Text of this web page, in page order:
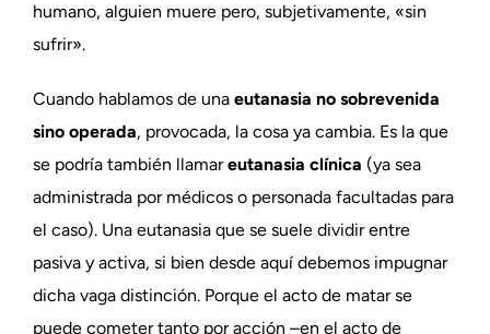
humano, alguien muere pero, subjetivamente, «sin
sufrir».
Cuando hablamos de una eutanasia no sobrevenida
sino operada, provocada, la cosa ya cambia. Es la que
se podría también llamareutanasia clínica (ya sea
administrada por médicos o personada facultadas para
el caso). Una eutanasia que se suele dividir entre
pasiva y activa, si bien desde aquí debemos impugnar
dicha vaga distinción. Porque el acto de matar se
puede cometer tanto por acción –en el acto de